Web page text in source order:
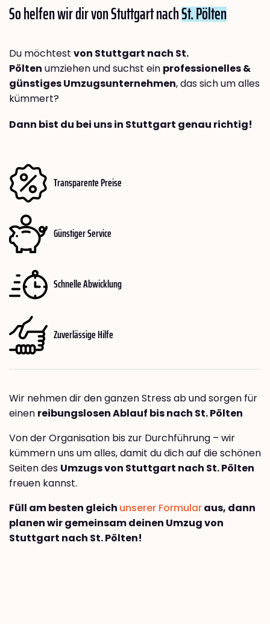
So helfen wir dir von Stuttgart nachSt. Pölten
Du möchtest von Stuttgart nach St.
Pölten umziehen und suchst ein professionelles &
günstiges Umzugsunternehmen, das sich um alles
kümmert?
Dann bist du bei uns in Stuttgart genau richtig!
Transparente Preise
Günstiger Service
Schnelle Abwicklung
Zuverlässige Hilfe
Wir nehmen dir den ganzen Stress ab und sorgen für
einen reibungslosen Ablauf bis nach St. Pölten
Von der Organisation bis zur Durchführung – wir
kümmern uns um alles, damit du dich auf die schönen
Seiten des Umzugs von Stuttgart nach St. Pölten
freuen kannst.
Füll am besten gleich unserer Formularaus, dann
planen wir gemeinsam deinen Umzug von
Stuttgart nach St. Pölten!